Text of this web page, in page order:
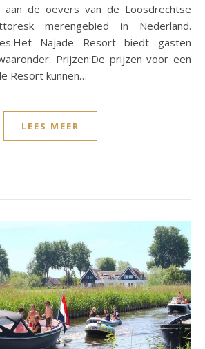
aan de oevers van de Loosdrechtse
merengebied in Nederland.
Najade Resort biedt gasten
Prijzen:De prijzen voor een
Resort kunnen…
LEES MEER